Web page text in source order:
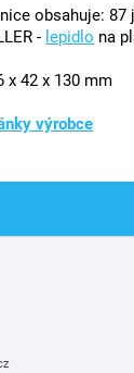
obsahuje: 87
- lepidlo na
x 42 x 130 mm
výrobce